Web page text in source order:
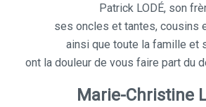
Patrick LODÉ, son
ses oncles et tantes, cousins
ainsi que toute la famille et
ont la douleur de vous faire part du
Marie-Christine